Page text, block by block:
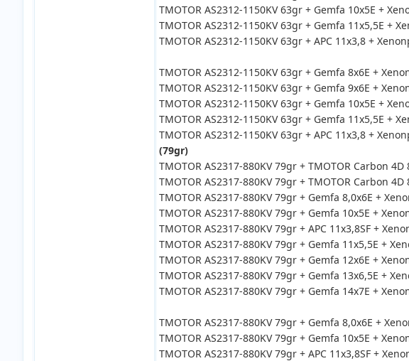
TMOTOR AS2312-1150KV 63gr + Gemfa 10x5E +
TMOTOR AS2312-1150KV 63gr + Gemfa 11x5,5E +
TMOTOR AS2312-1150KV 63gr + APC 11x3,8 +
TMOTOR AS2312-1150KV 63gr + Gemfa 8x6E +
TMOTOR AS2312-1150KV 63gr + Gemfa 9x6E +
TMOTOR AS2312-1150KV 63gr + Gemfa 10x5E +
TMOTOR AS2312-1150KV 63gr + Gemfa 11x5,5E +
TMOTOR AS2312-1150KV 63gr + APC 11x3,8 +
(79gr)
TMOTOR AS2317-880KV 79gr + TMOTOR Carbon
TMOTOR AS2317-880KV 79gr + TMOTOR Carbon
TMOTOR AS2317-880KV 79gr + Gemfa 8,0x6E +
TMOTOR AS2317-880KV 79gr + Gemfa 10x5E +
TMOTOR AS2317-880KV 79gr + APC 11x3,8SF +
TMOTOR AS2317-880KV 79gr + Gemfa 11x5,5E +
TMOTOR AS2317-880KV 79gr + Gemfa 12x6E +
TMOTOR AS2317-880KV 79gr + Gemfa 13x6,5E +
TMOTOR AS2317-880KV 79gr + Gemfa 14x7E +
TMOTOR AS2317-880KV 79gr + Gemfa 8,0x6E +
TMOTOR AS2317-880KV 79gr + Gemfa 10x5E +
TMOTOR AS2317-880KV 79gr + APC 11x3,8SF +